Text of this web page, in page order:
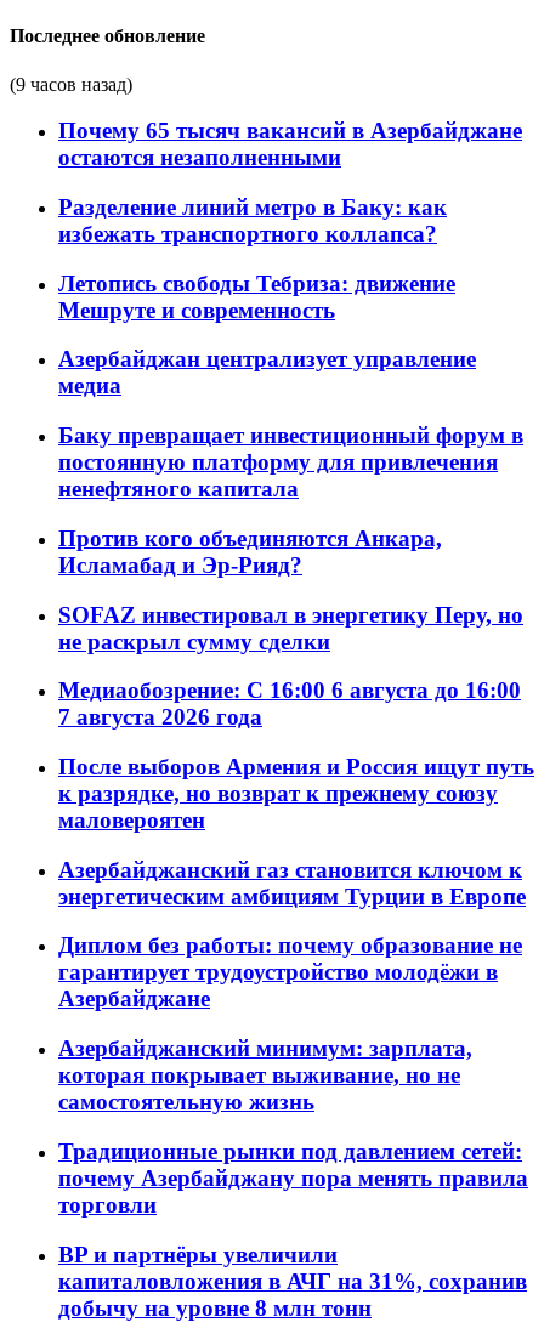
Последнее обновление
(9 часов назад)
Почему 65 тысяч вакансий в Азербайджане
остаются незаполненными
Разделение линий метро в Баку: как
избежать транспортного коллапса?
Летопись свободы Тебриза: движение
Мешруте и современность
Азербайджан централизует управление
медиа
Баку превращает инвестиционный форум в
постоянную платформу для привлечения
ненефтяного капитала
Против кого объединяются Анкара,
Исламабад и Эр-Рияд?
SOFAZ инвестировал в энергетику Перу, но
не раскрыл сумму сделки
Медиаобозрение: С 16:00 6 августа до 16:00
7 августа 2026 года
После выборов Армения и Россия ищут путь
к разрядке, но возврат к прежнему союзу
маловероятен
Азербайджанский газ становится ключом к
энергетическим амбициям Турции в Европе
Диплом без работы: почему образование не
гарантирует трудоустройство молодёжи в
Азербайджане
Азербайджанский минимум: зарплата,
которая покрывает выживание, но не
самостоятельную жизнь
Традиционные рынки под давлением сетей:
почему Азербайджану пора менять правила
торговли
BP и партнёры увеличили
капиталовложения в АЧГ на 31%, сохранив
добычу на уровне 8 млн тонн